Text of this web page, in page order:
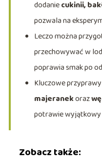
dodaniecukinii,
pozwala na
Leczo można
przechowywać w
poprawia smak po
Kluczowe
majeranekoraz
potrawie wyjątkowy
Zobacz także: